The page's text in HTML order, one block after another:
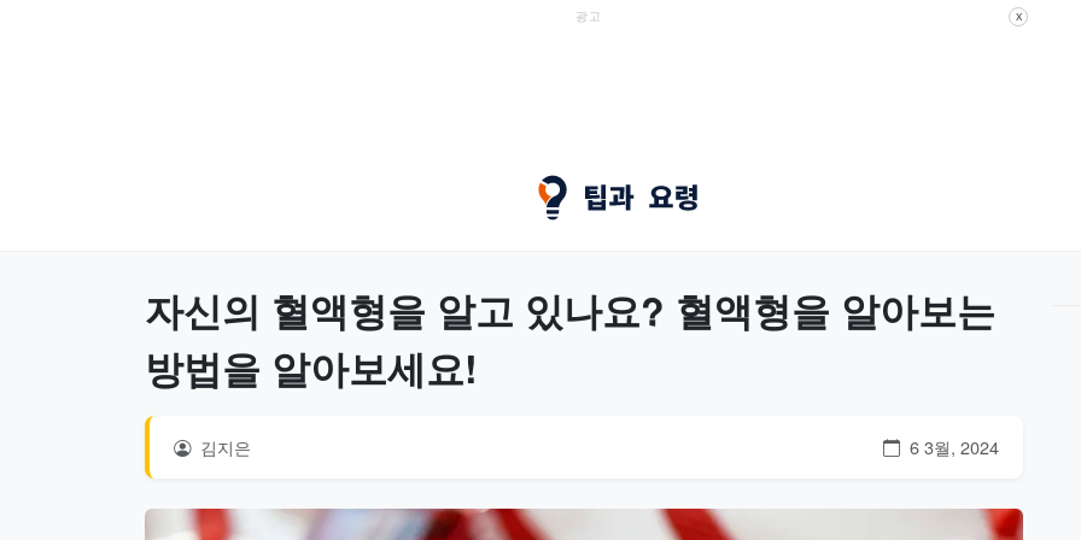
광고 X
자신의 혈액형을 알고 있나요? 혈액형을 알아보는
방법을 알아보세요!
김지은 6 3월, 2024